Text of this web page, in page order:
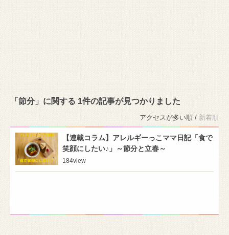
「節分」に関する 1件の記事が見つかりました
アクセスが多い順 / 新着順
【連載コラム】アレルギーっこママ日記「食で
笑顔にしたい♪」～節分と立春～
184view